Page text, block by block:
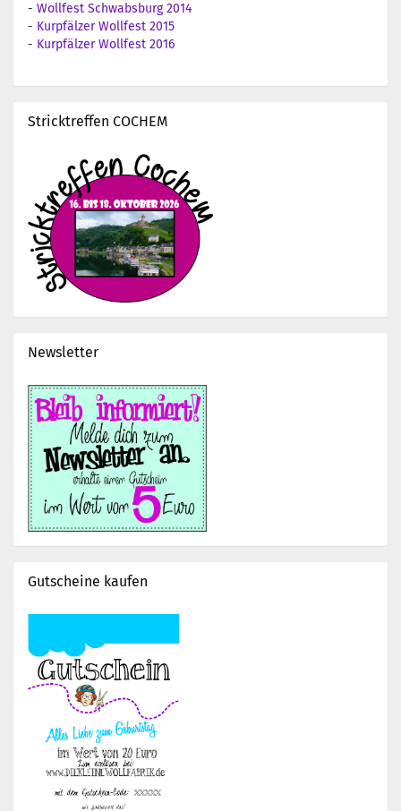
- Wollfest Schwabsburg 2014
- Kurpfälzer Wollfest 2015
- Kurpfälzer Wollfest 2016
Stricktreffen COCHEM
Newsletter
Gutscheine kaufen